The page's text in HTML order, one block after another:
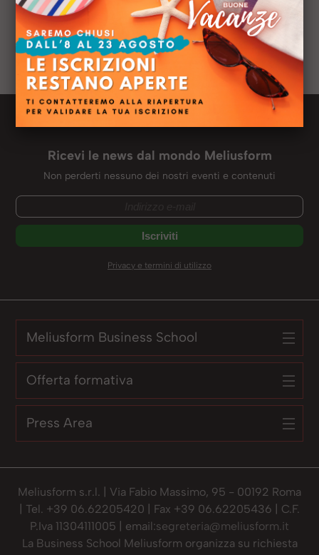
Titolo di studio: Laurea Triennale Scienza
Dell'Architettura
Ruolo:Segretaria
Profilo LinkedIN:
Ricevi le news dal mondo Meliusform
Non perderti nessuno dei nostri eventi e contenuti
Privacy e termini di utilizzo
Meliusform Business School
Offerta formativa
Press Area
Meliusform s.r.l. | Via Fabio Massimo, 95 - 00192 Roma
| Tel. +39 06.62205420 | Fax +39 06.62205436 | C.F.
P.Iva 11304111005 | email:segreteria@meliusform.it
La Business School Meliusform organizza su richiesta